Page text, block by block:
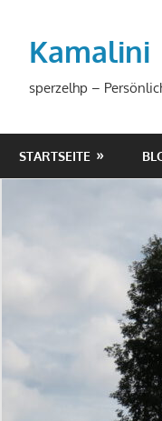
springenKamalini
sperzelhp –
STARTSEITE